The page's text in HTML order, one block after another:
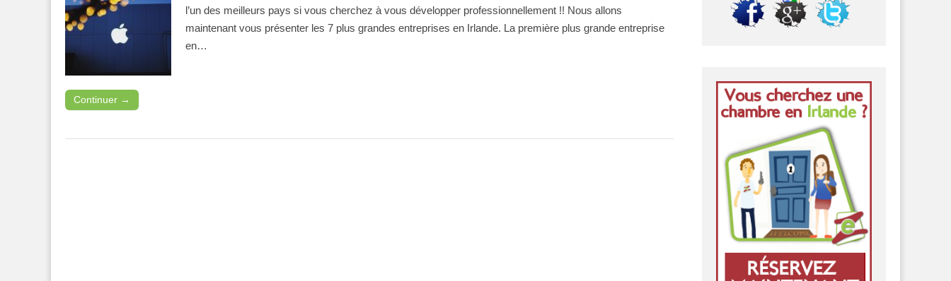
l’un des meilleurs pays si vous cherchez à vous développer professionnellement !! Nous allons
maintenant vous présenter les 7 plus grandes entreprises en Irlande. La première plus grande entreprise
en…
Continuer →